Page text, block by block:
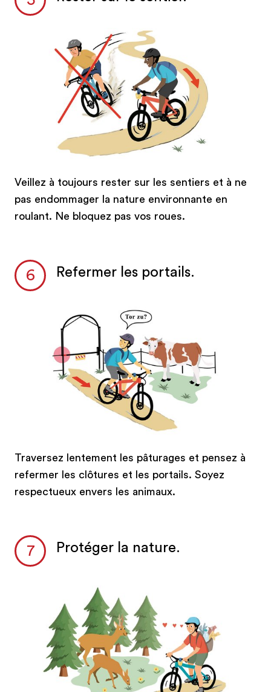
Veillez à toujours rester sur les sentiers et à ne
pas endommager la nature environnante en
roulant. Ne bloquez pas vos roues.
Refermer les portails.
Traversez lentement les pâturages et pensez à
refermer les clôtures et les portails. Soyez
respectueux envers les animaux.
Protéger la nature.